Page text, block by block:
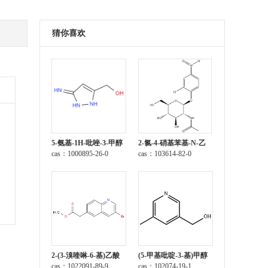
猜你喜欢
5-氨基-1H-吡唑-3-甲醇
cas：1000895-26-0
2-氯-4-硝基苯基-N-乙
酰-β-D-氨基葡萄糖苷
cas：103614-82-0
2-(3-溴喹啉-6-基)乙酸
甲酯
cas：1022091-89-9
(5-甲基吡啶-3-基)甲醇
cas：102074-19-1